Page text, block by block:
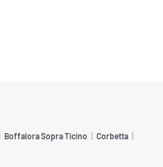
Boffalora Sopra Ticino Corbetta